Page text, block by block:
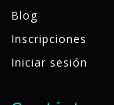
Blog
Inscripciones
Iniciar sesión